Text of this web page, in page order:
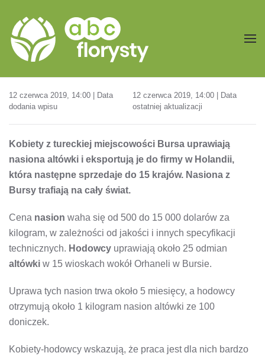
Przejdź do treści głównej
12 czerwca 2019, 14:00 | Data
dodania wpisu
12 czerwca 2019, 14:00 | Data
ostatniej aktualizacji
Kobiety z tureckiej miejscowości Bursa uprawiają
nasiona altówki i eksportują je do firmy w Holandii,
która następne sprzedaje do 15 krajów. Nasiona z
Bursy trafiają na cały świat.
Cena nasion waha się od 500 do 15 000 dolarów za
kilogram, w zależności od jakości i innych specyfikacji
technicznych. Hodowcy uprawiają około 25 odmian
altówki w 15 wioskach wokół Orhaneli w Bursie.
Uprawa tych nasion trwa około 5 miesięcy, a hodowcy
otrzymują około 1 kilogram nasion altówki ze 100
doniczek.
Kobiety-hodowcy wskazują, że praca jest dla nich bardzo